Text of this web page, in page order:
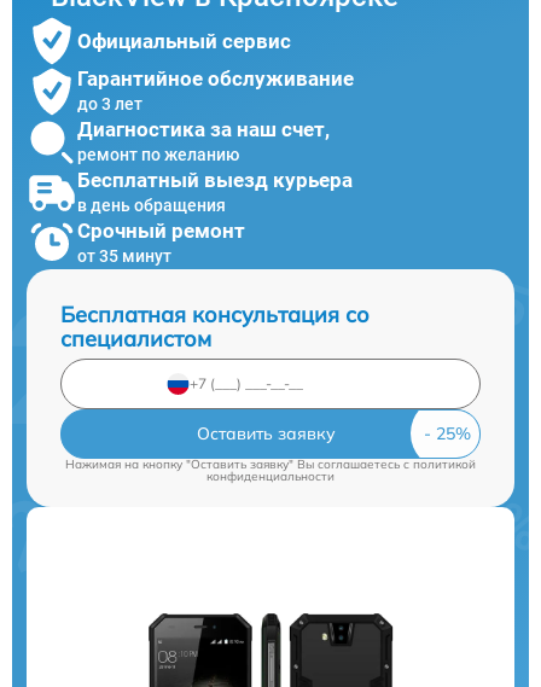
Официальный сервис
Гарантийное обслуживание
до 3 лет
Диагностика за наш счет,
ремонт по желанию
Бесплатный выезд курьера
в день обращения
Срочный ремонт
от 35 минут
Бесплатная консультация со
специалистом
Оставить заявку
Нажимая на кнопку "Оставить заявку" Вы соглашаетесь cполитикой
конфиденциальности